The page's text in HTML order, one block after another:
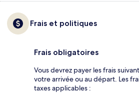
Frais et politiques
Frais obligatoires
Vous devrez payer les frais
votre arrivée ou au départ. Les
taxes applicables :